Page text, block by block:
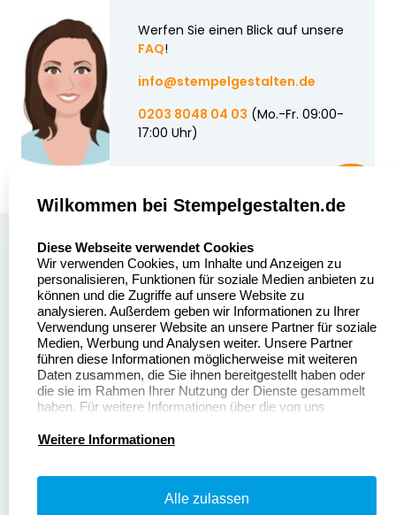
Werfen Sie einen Blick auf unsere
FAQ!
info@stempelgestalten.de
0203 8048 04 03 (Mo.-Fr. 09:00-
17:00 Uhr)
Stempelgestalten.de
Asterlager Straße 97
47228 Duisburg
Deutschland
Über uns
Sitemap
Alle
Stempelinformationen
Dateivorgaben
Fragen & Antworten
Datenschutzerklärung
Zahlung & Versand
Widerruf & Rückgabe
Wilkommen bei Stempelgestalten.de
Diese Webseite verwendet Cookies
Wir verwenden Cookies, um Inhalte und Anzeigen zu
personalisieren, Funktionen für soziale Medien anbieten zu
können und die Zugriffe auf unsere Website zu
analysieren. Außerdem geben wir Informationen zu Ihrer
Verwendung unserer Website an unsere Partner für soziale
Medien, Werbung und Analysen weiter. Unsere Partner
führen diese Informationen möglicherweise mit weiteren
Daten zusammen, die Sie ihnen bereitgestellt haben oder
die sie im Rahmen Ihrer Nutzung der Dienste gesammelt
haben. Für weitere Informationen über die von uns
Datenschutzerklärung.
Weitere Informationen
Alle zulassen